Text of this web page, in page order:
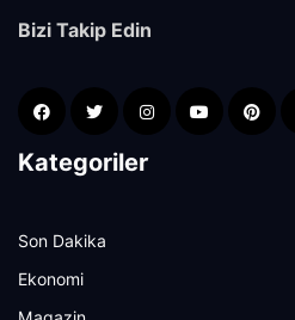
Bizi Takip Edin
Kategoriler
Son Dakika
Ekonomi